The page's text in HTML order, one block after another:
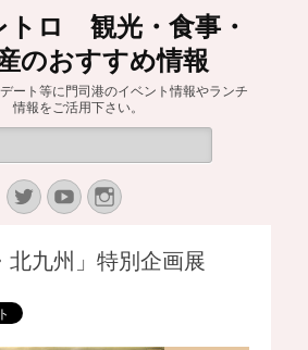
トロ 観光・食事・
のおすすめ情報
ート等に門司港のイベント情報やランチ
情報をご活用下さい。
TwitterYouTubeInstagram
北九州」特別企画展